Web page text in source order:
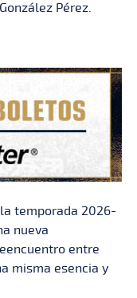
Pérez.
temporada 2026-
nueva
entre
misma esencia y